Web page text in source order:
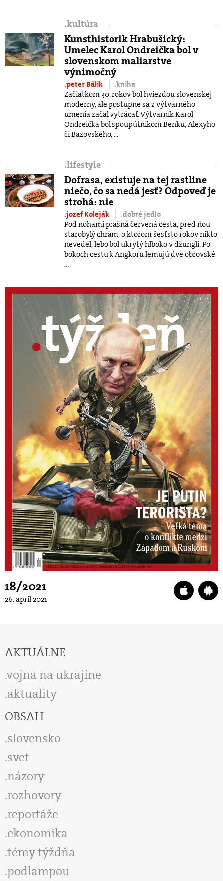
.kultúra
Kunsthistorik Hrabušický:
Umelec Karol Ondreička bol v
slovenskom maliarstve
výnimočný
.peter Bálik
.kniha
Začiatkom 30. rokov bol hviezdou slovenskej
moderny, ale postupne sa z výtvarného
umenia začal vytrácať. Výtvarník Karol
Ondreička bol spoupútnikom Benku, Alexyho
či Bazovského, ...
.lifestyle
Dofrasa, existuje na tej rastline
niečo, čo sa nedá jesť? Odpoveď je
strohá: nie
.jozef Koleják
.dobré jedlo
Pod nohami prašná červená cesta, pred ňou
starobylý chrám, o ktorom šesťsto rokov nikto
nevedel, lebo bol ukrytý hlboko v džungli. Po
bokoch cestu k Angkoru lemujú dve obrovské
...
18/2021
26. apríl 2021
AKTUÁLNE
vojna na ukrajine
aktuality
OBSAH
slovensko
svet
názory
rozhovory
reportáže
ekonomika
témy týždňa
podlampou